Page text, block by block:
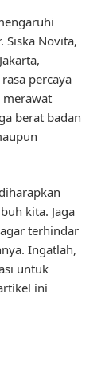
Siska Novita,
percaya
merawat
berat badan
kita. Jaga
terhindar
Ingatlah,
untuk
ini